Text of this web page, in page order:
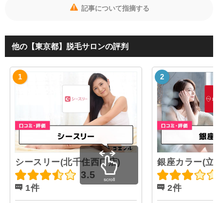
記事について指摘する
他の【東京都】脱毛サロンの評判
シースリー(北千住西口店)
3.5
1件
銀座カラー(立
2件
scroll